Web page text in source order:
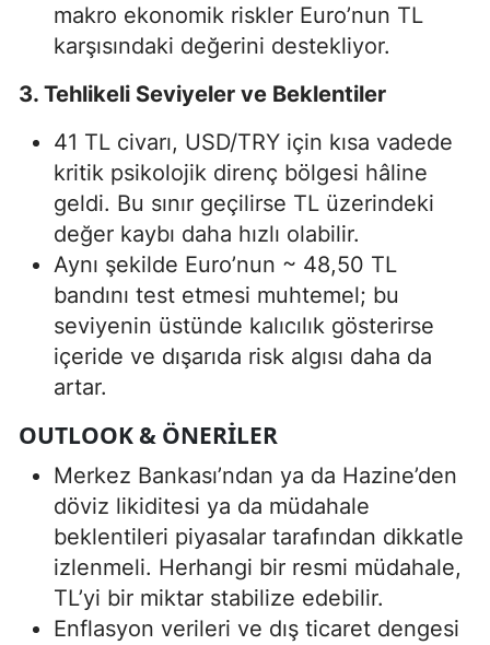
makro ekonomik riskler Euro’nun TL
karşısındaki değerini destekliyor.
3. Tehlikeli Seviyeler ve Beklentiler
41 TL civarı, USD/TRY için kısa vadede
kritik psikolojik direnç bölgesi hâline
geldi. Bu sınır geçilirse TL üzerindeki
değer kaybı daha hızlı olabilir.
Aynı şekilde Euro’nun ~ 48,50 TL
bandını test etmesi muhtemel; bu
seviyenin üstünde kalıcılık gösterirse
içeride ve dışarıda risk algısı daha da
artar.
OUTLOOK & ÖNERILER
Merkez Bankası’ndan ya da Hazine’den
döviz likiditesi ya da müdahale
beklentileri piyasalar tarafından dikkatle
izlenmeli. Herhangi bir resmi müdahale,
TL’yi bir miktar stabilize edebilir.
Enflasyon verileri ve dış ticaret dengesi